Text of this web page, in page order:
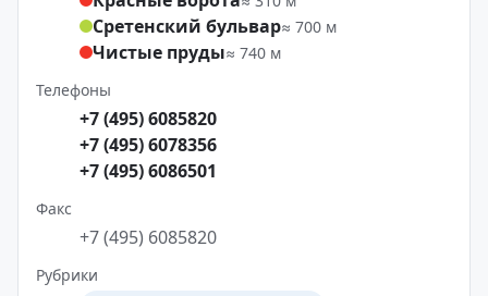
Сретенский бульвар≈ 700 м
Чистые пруды≈ 740 м
Телефоны
+7 (495) 6085820
+7 (495) 6078356
+7 (495) 6086501
Факс
+7 (495) 6085820
Рубрики